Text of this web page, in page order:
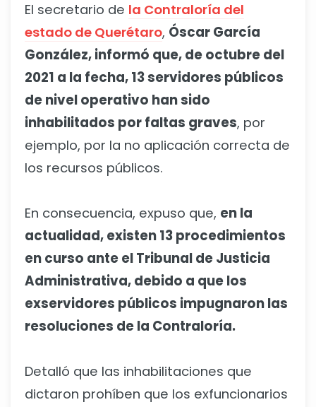
El secretario de la Contraloría del
estado de Querétaro, Óscar García
González, informó que, de octubre del
2021 a la fecha, 13 servidores públicos
de nivel operativo han sido
inhabilitados por faltas graves, por
ejemplo, por la no aplicación correcta de
los recursos públicos.
En consecuencia, expuso que, en la
actualidad, existen 13 procedimientos
en curso ante el Tribunal de Justicia
Administrativa, debido a que los
exservidores públicos impugnaron las
resoluciones de la Contraloría.
Detalló que las inhabilitaciones que
dictaron prohíben que los exfuncionarios